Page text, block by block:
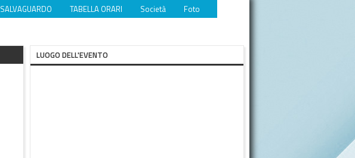
SALVAGUARDO TABELLA ORARI Società Foto
LUOGO DELL'EVENTO